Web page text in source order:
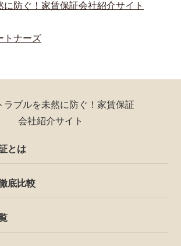
防ぐ！家賃保証会社紹介サイト
トナーズ
とは
底比較